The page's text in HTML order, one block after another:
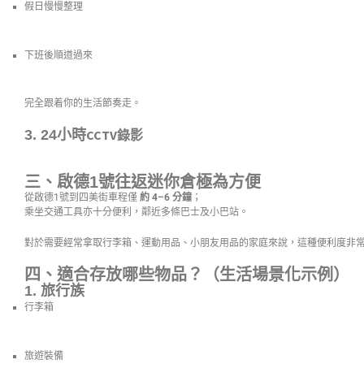
假日慢慢整理
下班後順道過來
完全跟着你的生活節奏走。
3. 24小時CCTV錄影
三、啟德1號往返迷你倉極為方便
從啟德1號到四美街車程僅 約 4–6 分鐘 ；
乘坐交通工具亦十分便利，鄰近多條巴士及小巴站。
對於需要經常拿取行李箱、運動用品、小朋友用品的家庭來說，這種便利度非
四、適合存放哪些物品？（生活場景化示例）
1. 旅行族
行李箱
旅遊裝備